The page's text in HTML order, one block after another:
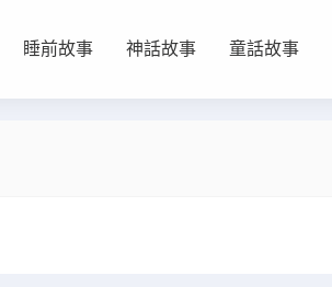
睡前故事 神話故事 童話故事